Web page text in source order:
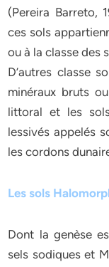
(Pereira Barreto,
ces sols
ou à la classe des
D’autres classe
minéraux bruts
littoral et les
lessivés appelés
les cordons
Les sols
Dont la genèse
sels sodiques et